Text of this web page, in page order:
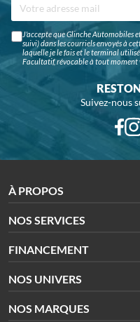
J'accepte que Glinche Automobiles
suivi) dans les courriels envoyés à
laquelle je le fais et le terminal
Facultatif, révocable à tout moment
Suivez-nous
À PROPOS
NOS SERVICES
FINANCEMENT
NOS UNIVERS
NOS MARQUES